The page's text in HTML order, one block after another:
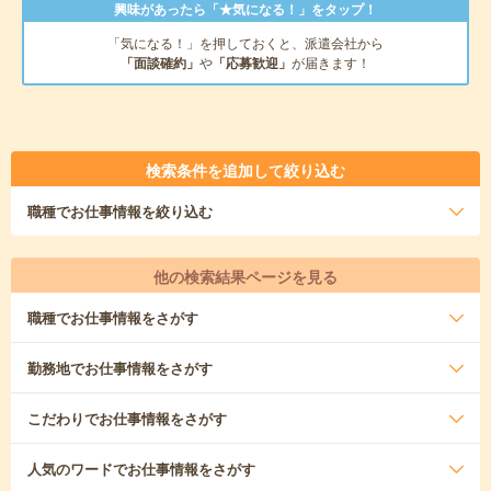
興味があったら「★気になる！」をタップ！
「気になる！」を押しておくと、派遣会社から
「面談確約」 や 「応募歓迎」 が届きます！
検索条件を追加して絞り込む
職種でお仕事情報を絞り込む
他の検索結果ページを見る
職種でお仕事情報をさがす
勤務地でお仕事情報をさがす
こだわりでお仕事情報をさがす
人気のワードでお仕事情報をさがす